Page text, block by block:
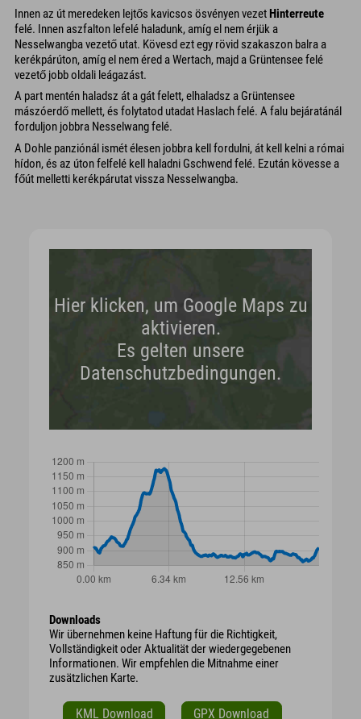
Innen az út meredeken lejtős kavicsos ösvényen vezetHinterreute
felé. Innen aszfalton lefelé haladunk, amíg el nem érjük a
Nesselwangba vezető utat. Kövesd ezt egy rövid szakaszon balra a
kerékpárúton, amíg el nem éred a Wertach, majd a Grüntensee felé
vezető jobb oldali leágazást.
A part mentén haladsz át a gát felett, elhaladsz a Grüntensee
mászóerdő mellett, és folytatod utadat Haslach felé. A falu bejáratánál
forduljon jobbra Nesselwang felé.
A Dohle panziónál ismét élesen jobbra kell fordulni, át kell kelni a római
hídon, és az úton felfelé kell haladni Gschwend felé. Ezután kövesse a
főút melletti kerékpárutat vissza Nesselwangba.
Hier klicken, um Google Maps zu
aktivieren.
Es gelten unsere
Datenschutzbedingungen.
Downloads
Wir übernehmen keine Haftung für die Richtigkeit,
Vollständigkeit oder Aktualität der wiedergegebenen
Informationen. Wir empfehlen die Mitnahme einer
zusätzlichen Karte.
KML Download GPX Download